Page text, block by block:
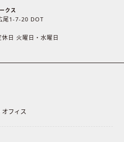
クス
尾1-7-20 DOT
日 火曜日・水曜日
オフィス